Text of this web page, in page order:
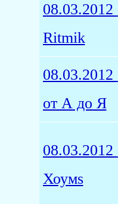
08.03.2012
Ritmik
08.03.2012
от А до Я
08.03.2012
Хоумs